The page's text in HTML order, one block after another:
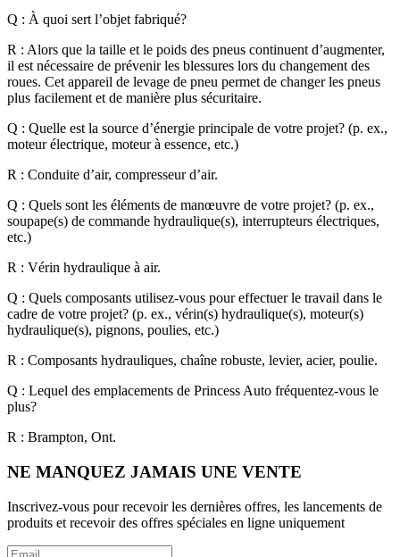
Q : À quoi sert l’objet fabriqué?
R : Alors que la taille et le poids des pneus continuent d’augmenter,
il est nécessaire de prévenir les blessures lors du changement des
roues. Cet appareil de levage de pneu permet de changer les pneus
plus facilement et de manière plus sécuritaire.
Q : Quelle est la source d’énergie principale de votre projet? (p. ex.,
moteur électrique, moteur à essence, etc.)
R : Conduite d’air, compresseur d’air.
Q : Quels sont les éléments de manœuvre de votre projet? (p. ex.,
soupape(s) de commande hydraulique(s), interrupteurs électriques,
etc.)
R : Vérin hydraulique à air.
Q : Quels composants utilisez-vous pour effectuer le travail dans le
cadre de votre projet? (p. ex., vérin(s) hydraulique(s), moteur(s)
hydraulique(s), pignons, poulies, etc.)
R : Composants hydrauliques, chaîne robuste, levier, acier, poulie.
Q : Lequel des emplacements de Princess Auto fréquentez-vous le
plus?
R : Brampton, Ont.
NE MANQUEZ JAMAIS UNE VENTE
Inscrivez-vous pour recevoir les dernières offres, les lancements de
produits et recevoir des offres spéciales en ligne uniquement